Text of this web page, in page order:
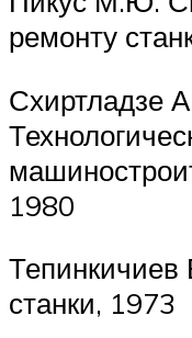
ремонту
Схиртладзе
1980
станки, 1973